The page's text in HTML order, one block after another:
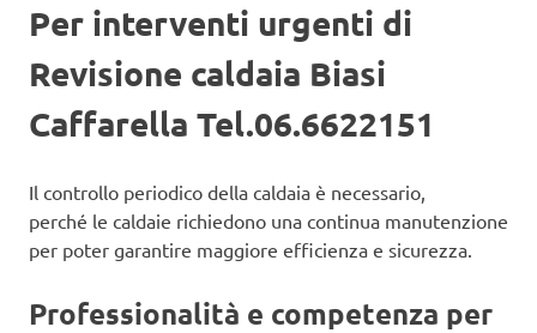
Per interventi urgenti di
Revisione caldaia Biasi
Caffarella Tel.06.6622151
Il controllo periodico della caldaia è necessario,
perché le caldaie richiedono una continua manutenzione
per poter garantire maggiore efficienza e sicurezza.
Professionalità e competenza per